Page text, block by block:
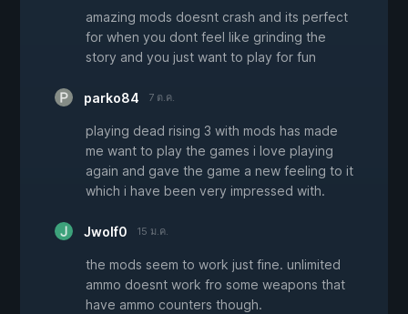
amazing mods doesnt crash and its perfect
for when you dont feel like grinding the
story and you just want to play for fun
parko84 7 ต.ค.
playing dead rising 3 with mods has made
me want to play the games i love playing
again and gave the game a new feeling to it
which i have been very impressed with.
Jwolf0 15 ม.ค.
the mods seem to work just fine. unlimited
ammo doesnt work fro some weapons that
have ammo counters though.